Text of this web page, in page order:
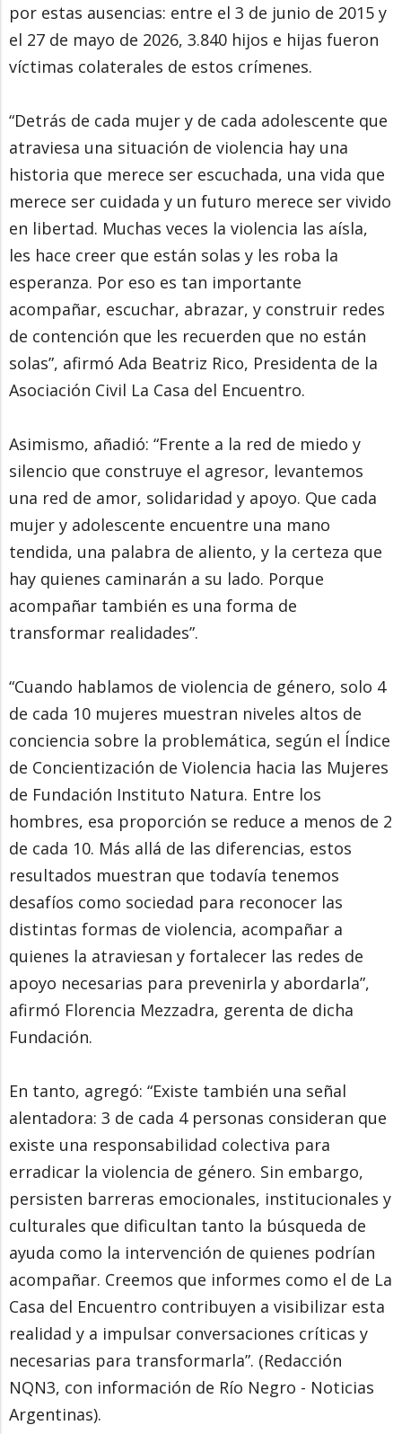
por estas ausencias: entre el 3 de junio de 2015 y
el 27 de mayo de 2026, 3.840 hijos e hijas fueron
víctimas colaterales de estos crímenes.
“Detrás de cada mujer y de cada adolescente que
atraviesa una situación de violencia hay una
historia que merece ser escuchada, una vida que
merece ser cuidada y un futuro merece ser vivido
en libertad. Muchas veces la violencia las aísla,
les hace creer que están solas y les roba la
esperanza. Por eso es tan importante
acompañar, escuchar, abrazar, y construir redes
de contención que les recuerden que no están
solas”, afirmó Ada Beatriz Rico, Presidenta de la
Asociación Civil La Casa del Encuentro.
Asimismo, añadió: “Frente a la red de miedo y
silencio que construye el agresor, levantemos
una red de amor, solidaridad y apoyo. Que cada
mujer y adolescente encuentre una mano
tendida, una palabra de aliento, y la certeza que
hay quienes caminarán a su lado. Porque
acompañar también es una forma de
transformar realidades”.
“Cuando hablamos de violencia de género, solo 4
de cada 10 mujeres muestran niveles altos de
conciencia sobre la problemática, según el Índice
de Concientización de Violencia hacia las Mujeres
de Fundación Instituto Natura. Entre los
hombres, esa proporción se reduce a menos de 2
de cada 10. Más allá de las diferencias, estos
resultados muestran que todavía tenemos
desafíos como sociedad para reconocer las
distintas formas de violencia, acompañar a
quienes la atraviesan y fortalecer las redes de
apoyo necesarias para prevenirla y abordarla”,
afirmó Florencia Mezzadra, gerenta de dicha
Fundación.
En tanto, agregó: “Existe también una señal
alentadora: 3 de cada 4 personas consideran que
existe una responsabilidad colectiva para
erradicar la violencia de género. Sin embargo,
persisten barreras emocionales, institucionales y
culturales que dificultan tanto la búsqueda de
ayuda como la intervención de quienes podrían
acompañar. Creemos que informes como el de La
Casa del Encuentro contribuyen a visibilizar esta
realidad y a impulsar conversaciones críticas y
necesarias para transformarla”. (Redacción
NQN3, con información de Río Negro - Noticias
Argentinas).